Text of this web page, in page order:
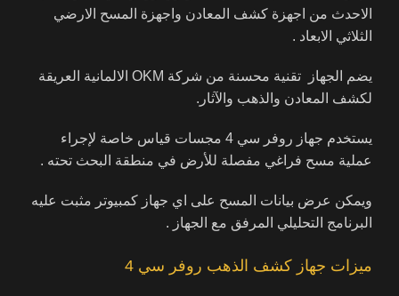
الاحدث من اجهزة كشف المعادن واجهزة المسح الارضي
الثلاثي الابعاد .
يضم الجهاز تقنية محسنة من شركة OKM الالمانية العريقة
لكشف المعادن والذهب والآثار.
يستخدم جهاز روفر سي 4 مجسات قياس خاصة لإجراء
عملية مسح فراغي مفصلة للأرض في منطقة البحث تحته .
ويمكن عرض بيانات المسح على اي جهاز كمبيوتر مثبت عليه
البرنامج التحليلي المرفق مع الجهاز .
ميزات جهاز كشف الذهب روفر سي 4